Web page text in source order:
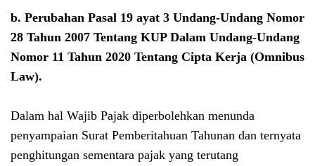
b. Perubahan Pasal 19 ayat 3 Undang-Undang Nomor
28 Tahun 2007 Tentang KUP Dalam Undang-Undang
Nomor 11 Tahun 2020 Tentang Cipta Kerja (Omnibus
Law).
Dalam hal Wajib Pajak diperbolehkan menunda
penyampaian Surat Pemberitahuan Tahunan dan ternyata
penghitungan sementara pajak yang terutang